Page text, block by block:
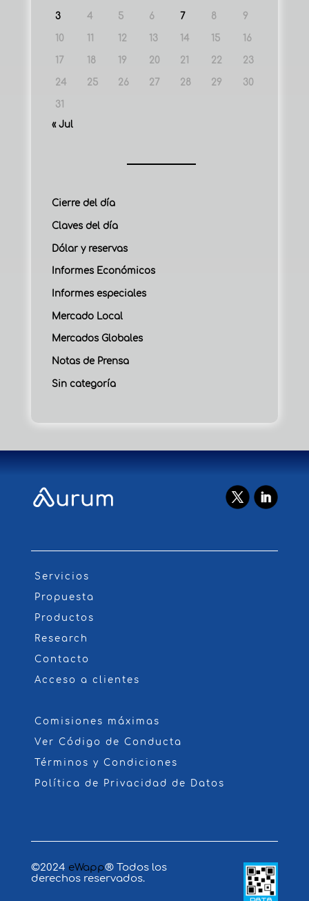
3 4 5 6 7 8 9
10 11 12 13 14 15 16
17 18 19 20 21 22 23
24 25 26 27 28 29 30
31
« Jul
Cierre del día
Claves del día
Dólar y reservas
Informes Económicos
Informes especiales
Mercado Local
Mercados Globales
Notas de Prensa
Sin categoría
Servicios
Propuesta
Productos
Research
Contacto
Acceso a clientes
Comisiones máximas
Ver Código de Conducta
Términos y Condiciones
Política de Privacidad de Datos
©2024 eWapp® Todos los
derechos reservados.